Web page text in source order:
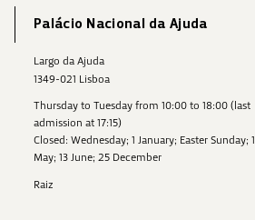
Palácio Nacional da Ajuda
Largo da Ajuda
1349-021 Lisboa
Thursday to Tuesday from 10:00 to 18:00 (last
admission at 17:15)
Closed: Wednesday; 1 January; Easter Sunday; 1
May; 13 June; 25 December
Raiz